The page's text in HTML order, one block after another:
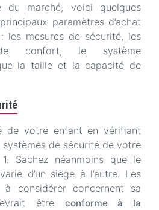
du marché, voici quelques
paramètres d’achat
les mesures de sécurité, les
de confort, le système
la taille et la capacité de
de votre enfant en vérifiant
systèmes de sécurité de votre
Sachez néanmoins que le
d’un siège à l’autre. Les
à considérer concernent sa
être conforme à la